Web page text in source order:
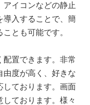
アイコンなどの静止
導入することで、簡
とも可能です。
置できます。非常
由度が高く、好きな
しております。画面
ております。様々